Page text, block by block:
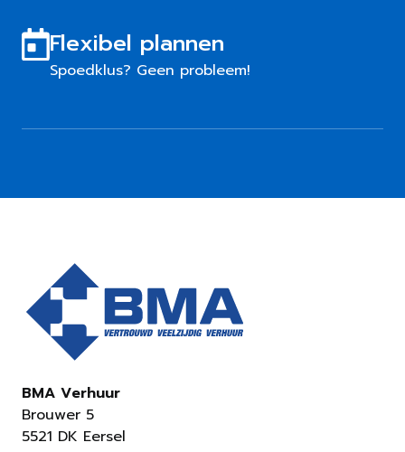
Flexibel plannen
Spoedklus? Geen probleem!
BMA Verhuur
Brouwer 5
5521 DK Eersel